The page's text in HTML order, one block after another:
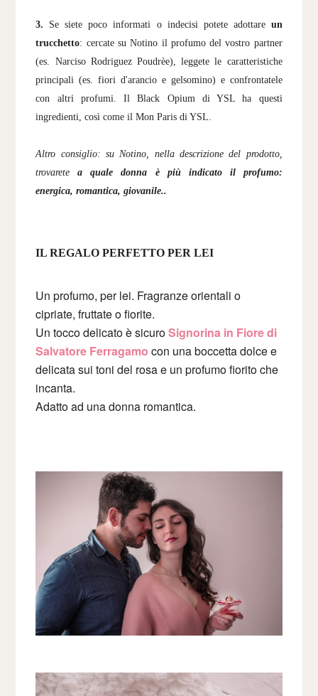
3. Se siete poco informati o indecisi potete adottare un
trucchetto: cercate su Notino il profumo del vostro partner
(es. Narciso Rodriguez Poudrèe), leggete le caratteristiche
principali (es. fiori d'arancio e gelsomino) e confrontatele
con altri profumi. Il Black Opium di YSL ha questi
ingredienti, così come il Mon Paris di YSL.
Altro consiglio: su Notino, nella descrizione del prodotto,
trovaretea quale donna è più indicato il profumo:
energica, romantica, giovanile..
IL REGALO PERFETTO PER LEI
Un profumo, per lei. Fragranze orientali o
cipriate, fruttate o fiorite.
Un tocco delicato è sicuroSignorina in Fiore di
Salvatore Ferragamo con una boccetta dolce e
delicata sui toni del rosa e un profumo fiorito che
incanta.
Adatto ad una donna romantica.